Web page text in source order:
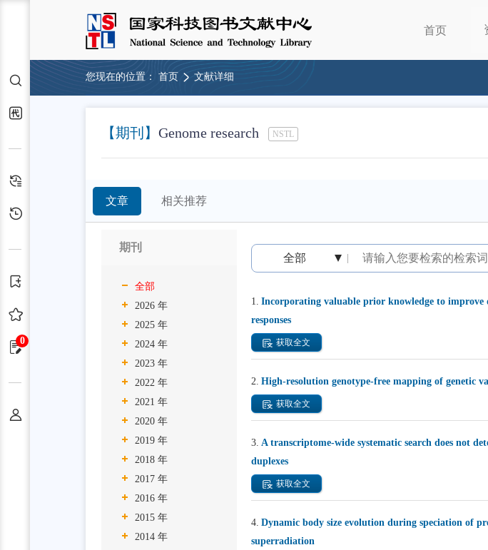
首页
0
您现在的位置： 首页 文献详细
【期刊】 Genome research NSTL
文章 相关推荐
期刊
全部
2026 年
2025 年
2024 年
2023 年
2022 年
2021 年
2020 年
2019 年
2018 年
2017 年
2016 年
2015 年
2014 年
全部
1. Incorporating valuable prior knowledge to
responses
获取全文
2. High-resolution genotype-free mapping of genetic
获取全文
3. A transcriptome-wide systematic search does not
duplexes
获取全文
4. Dynamic body size evolution during speciation of
superradiation